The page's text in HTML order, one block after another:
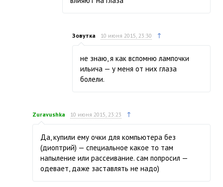
Зовутка 10 июня 2015, 23:30 ↑
не знаю, я как вспомню лампочки
ильича — у меня от них глаза
болели.
Zuravushka 10 июня 2015, 23:23 ↑
Да, купили ему очки для компьютера без
(диоптрий) — специальное какое то там
напыление или рассеивание. сам попросил —
одевает, даже заставлять не надо)